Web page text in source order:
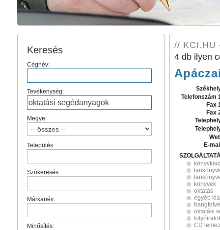
Keresés
Cégnév:
Tevékenység:
Megye:
Település:
Szókeresés:
Márkanév:
Minősítés:
// KCI.HU
4 db ilyen
Telefonszám
Fax
Fax
E-
könyvek
oktatás
egyéb
oktatási
CD